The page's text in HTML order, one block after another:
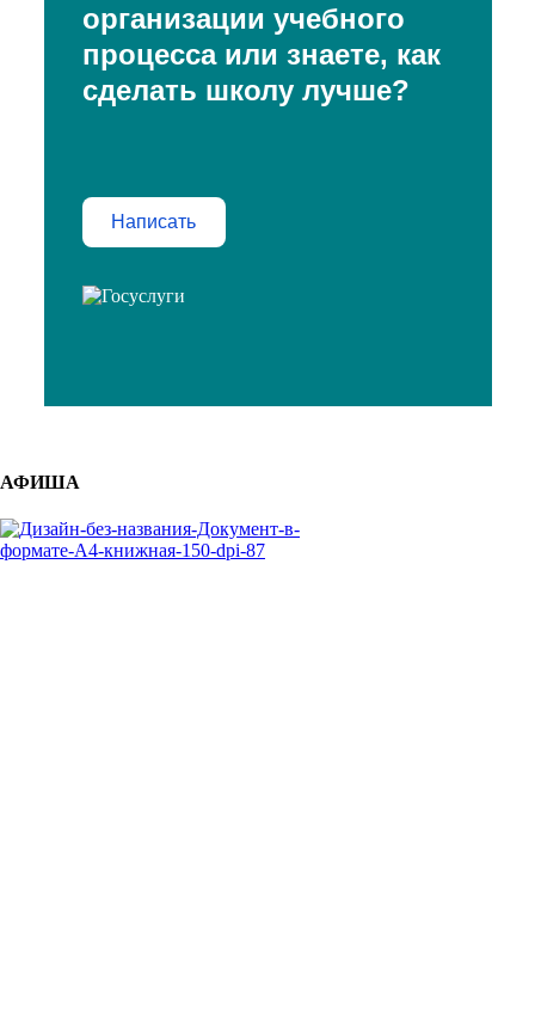
организации учебного
процесса или знаете, как
сделать школу лучше?
Написать
АФИША